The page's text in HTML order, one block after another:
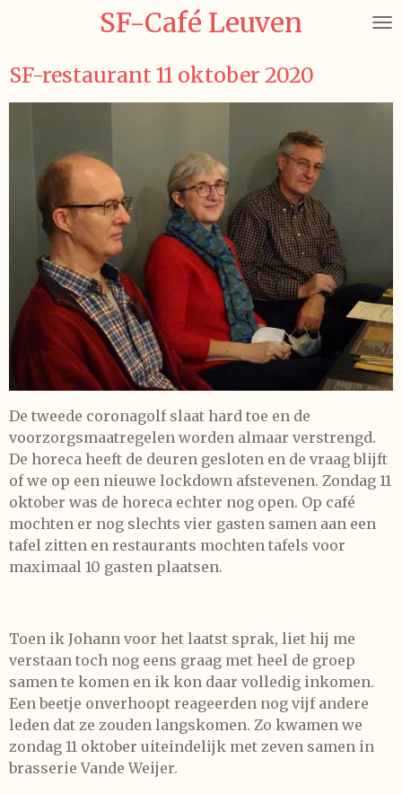
de
hoofdinhoud
SF-Café Leuven
SF-restaurant 11 oktober 2020
De tweede coronagolf slaat hard toe en de
voorzorgsmaatregelen worden almaar verstrengd.
De horeca heeft de deuren gesloten en de vraag blijft
of we op een nieuwe lockdown afstevenen. Zondag 11
oktober was de horeca echter nog open. Op café
mochten er nog slechts vier gasten samen aan een
tafel zitten en restaurants mochten tafels voor
maximaal 10 gasten plaatsen.
Toen ik Johann voor het laatst sprak, liet hij me
verstaan toch nog eens graag met heel de groep
samen te komen en ik kon daar volledig inkomen.
Een beetje onverhoopt reageerden nog vijf andere
leden dat ze zouden langskomen. Zo kwamen we
zondag 11 oktober uiteindelijk met zeven samen in
brasserie Vande Weijer.